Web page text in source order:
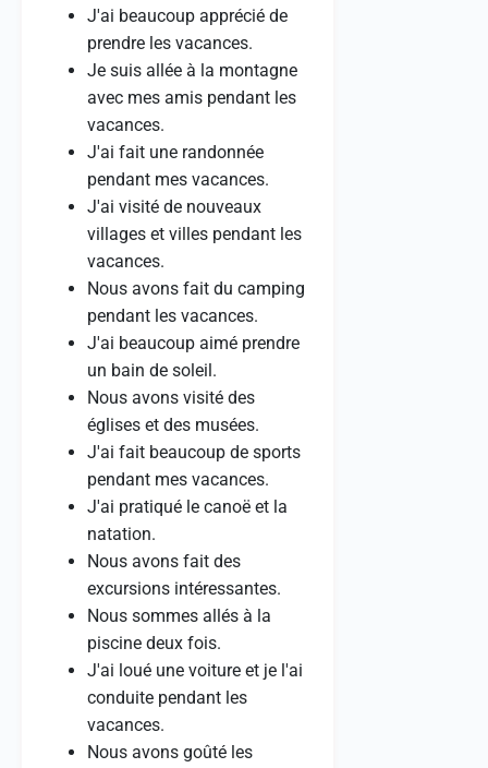
J'ai beaucoup apprécié de
prendre les vacances.
Je suis allée à la montagne
avec mes amis pendant les
vacances.
J'ai fait une randonnée
pendant mes vacances.
J'ai visité de nouveaux
villages et villes pendant les
vacances.
Nous avons fait du camping
pendant les vacances.
J'ai beaucoup aimé prendre
un bain de soleil.
Nous avons visité des
églises et des musées.
J'ai fait beaucoup de sports
pendant mes vacances.
J'ai pratiqué le canoë et la
natation.
Nous avons fait des
excursions intéressantes.
Nous sommes allés à la
piscine deux fois.
J'ai loué une voiture et je l'ai
conduite pendant les
vacances.
Nous avons goûté les